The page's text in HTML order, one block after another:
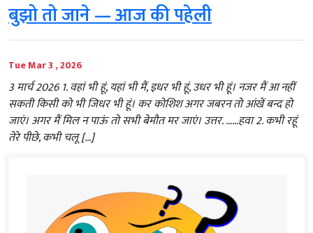
बुझो तो जाने — आज की पहेली
Tue Mar 3 , 2026
3 मार्च 2026 1. वहां भी हूं, यहां भी मैं, इधर भी हूं, उधर भी हूं। नजर मैं आ नहीं
सकती किसी को भी जिधर भी हूं। कर कोशिश अगर जबरन तो आंखें बन्द हो
जाएं। अगर मैं मिल न पाऊं तो सभी बेमौत मर जाएं। उत्तर. ……हवा 2. कभी रहूं
तेरे पीछे, कभी चलू […]